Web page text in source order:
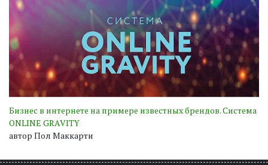
Бизнес в интернете на примере известных брендов. Система
ONLINE GRAVITY
автор Пол Маккарти